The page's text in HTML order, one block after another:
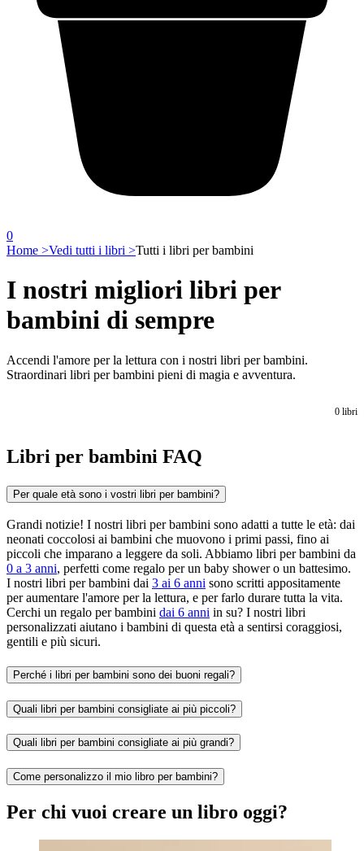
0
Home >Vedi tutti i libri >Tutti i libri per bambini
I nostri migliori libri per
bambini di sempre
Accendi l'amore per la lettura con i nostri libri per bambini.
Straordinari libri per bambini pieni di magia e avventura.
0 libri
Libri per bambini FAQ
Per quale età sono i vostri libri per bambini?
Grandi notizie! I nostri libri per bambini sono adatti a tutte le età: dai
neonati coccolosi ai bambini che muovono i primi passi, fino ai
piccoli che imparano a leggere da soli. Abbiamo libri per bambini da
0 a 3 anni, perfetti come regalo per un baby shower o un battesimo.
I nostri libri per bambini dai 3 ai 6 anni sono scritti appositamente
per aumentare l'amore per la lettura, e per farlo durare tutta la vita.
Cerchi un regalo per bambini dai 6 anni in su? I nostri libri
personalizzati aiutano i bambini di questa età a sentirsi coraggiosi,
gentili e più sicuri.
Perché i libri per bambini sono dei buoni regali?
Quali libri per bambini consigliate ai più piccoli?
Quali libri per bambini consigliate ai più grandi?
Come personalizzo il mio libro per bambini?
Per chi vuoi creare un libro oggi?